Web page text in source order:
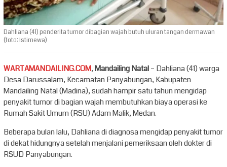
Dahliana (41) penderita tumor dibagian wajah butuh uluran tangan dermawan
(foto: Istimewa)
WARTAMANDAILING.COM,Mandailing Natal– Dahliana (41) warga
Desa Darussalam, Kecamatan Panyabungan, Kabupaten
Mandailing Natal (Madina), sudah hampir satu tahun mengidap
penyakit tumor di bagian wajah membutuhkan biaya operasi ke
Rumah Sakit Umum (RSU) Adam Malik, Medan.
Beberapa bulan lalu, Dahliana di diagnosa mengidap penyakit tumor
di dekat hidungnya setelah menjalani pemeriksaan oleh dokter di
RSUD Panyabungan.